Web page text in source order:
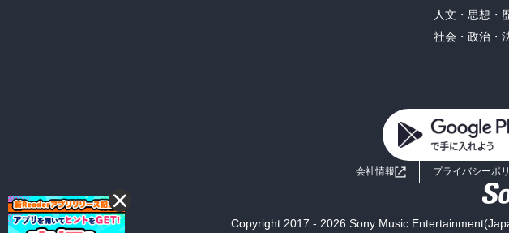
人文・思想・
社会・政治・
会社情報 プライバシーポ
Copyright 2017 - 2026 Sony Music